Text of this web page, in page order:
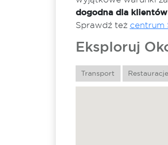
dogodna dla
Sprawdź też centrum
Eksploruj
Transport Restauracje